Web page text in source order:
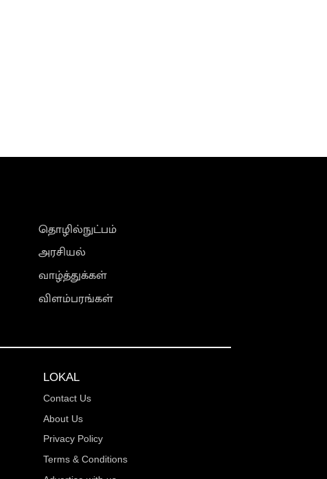
தொழில்நுட்பம்
அரசியல்
வாழ்த்துக்கள்
விளம்பரங்கள்
LOKAL
Contact Us
About Us
Privacy Policy
Terms & Conditions